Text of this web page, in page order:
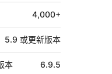
4,000+
5.9 或更新版本
本 6.9.5